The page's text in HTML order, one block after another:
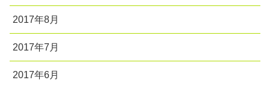
2017年8月
2017年7月
2017年6月